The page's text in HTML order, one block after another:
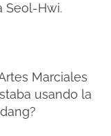
Seol-Hwi.
Marciales
usando la